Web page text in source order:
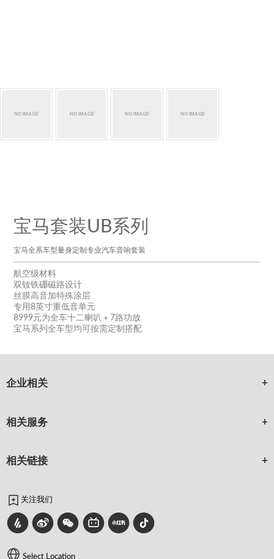
宝马套装UB系列
宝马全系车型量身定制专业汽车音响套装
航空级材料
双钕铁硼磁路设计
丝膜高音加特殊涂层
专用8英寸重低音单元
8999元为全车十二喇叭＋7路功放
宝马系列全车型均可按需定制搭配
企业相关
相关服务
相关链接
关注我们
Select Location